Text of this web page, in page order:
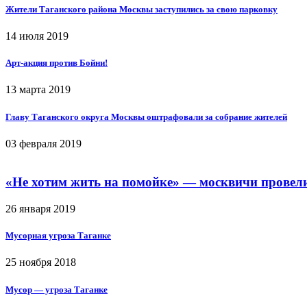
Жители Таганского района Москвы заступились за свою парковку
14 июля 2019
Арт-акция против Бойни!
13 марта 2019
Главу Таганского округа Москвы оштрафовали за собрание жителей
03 февраля 2019
«Не хотим жить на помойке» — москвичи
26 января 2019
Мусорная угроза Таганке
25 ноября 2018
Мусор — угроза Таганке